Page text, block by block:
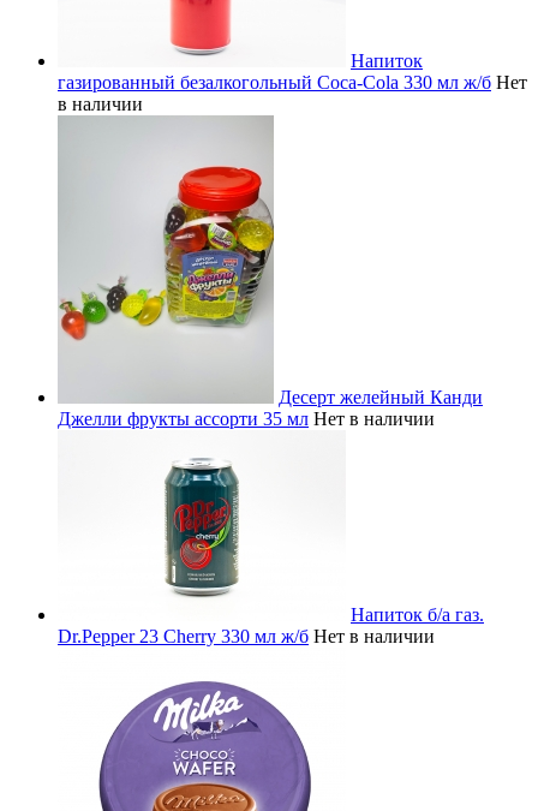
Напиток
газированный безалкогольный Coca-Cola 330 мл ж/б Нет
в наличии
Десерт желейный Канди
Джелли фрукты ассорти 35 мл Нет в наличии
Напиток б/а газ.
Dr.Pepper 23 Cherry 330 мл ж/б Нет в наличии